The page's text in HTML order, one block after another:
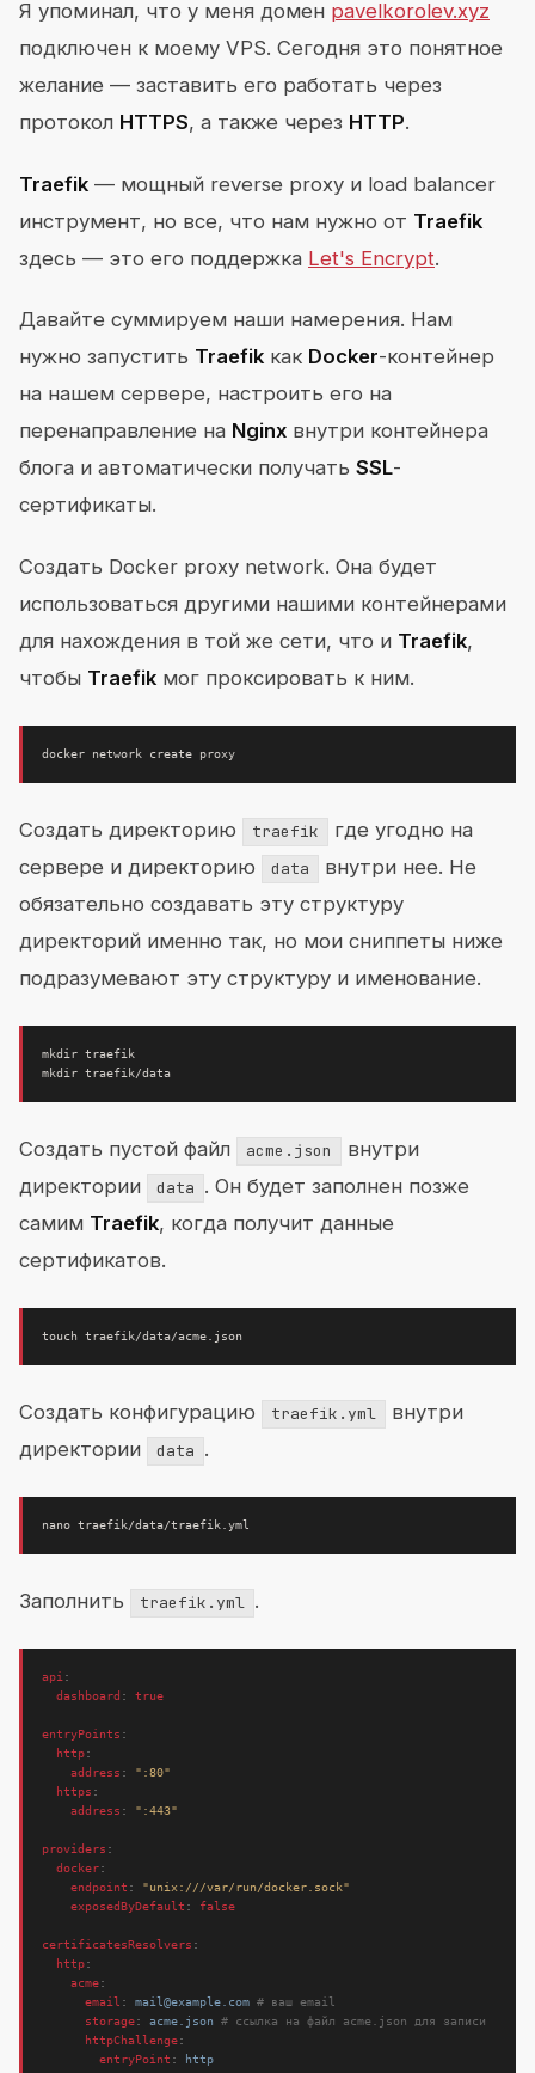
Я упоминал, что у меня домен pavelkorolev.xyz
подключен к моему VPS. Сегодня это понятное
желание — заставить его работать через
протокол HTTPS, а также через HTTP.
Traefik — мощный reverse proxy и load balancer
инструмент, но все, что нам нужно от Traefik
здесь — это его поддержка Let's Encrypt.
Давайте суммируем наши намерения. Нам
нужно запустить Traefik как Docker-контейнер
на нашем сервере, настроить его на
перенаправление на Nginx внутри контейнера
блога и автоматически получать SSL-
сертификаты.
Создать Docker proxy network. Она будет
использоваться другими нашими контейнерами
для нахождения в той же сети, что и Traefik,
чтобы Traefik мог проксировать к ним.
Создать директорию traefik
где угодно на
сервере и директорию
data
внутри нее. Не
обязательно создавать эту структуру
директорий именно так, но мои сниппеты ниже
подразумевают эту структуру и именование.
Создать пустой файл acme.json
внутри
директории
data . Он будет заполнен позже
самим Traefik, когда получит данные
сертификатов.
Создать конфигурацию traefik.yml
внутри
директории
data .
Заполнить traefik.yml .
api :
dashboard : true
entryPoints :
http:
address :
":80"
https :
address : ":443"
providers :
docker:
endpoint :
"unix:///var/run/docker.sock"
exposedByDefault : false
certificatesResolvers :
http:
acme:
email : mail@example.com # ваш email
storage: acme.json
# ссылка на файл acme.json для записи
httpChallenge:
entryPoint : http